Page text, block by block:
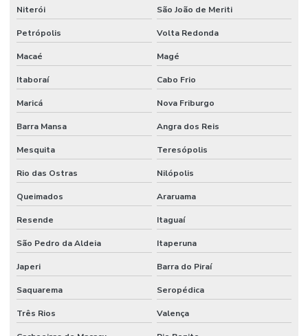
Niterói São João de Meriti
Petrópolis Volta Redonda
Macaé Magé
Itaboraí Cabo Frio
Maricá Nova Friburgo
Barra Mansa Angra dos Reis
Mesquita Teresópolis
Rio das Ostras Nilópolis
Queimados Araruama
Resende Itaguaí
São Pedro da Aldeia Itaperuna
Japeri Barra do Piraí
Saquarema Seropédica
Três Rios Valença